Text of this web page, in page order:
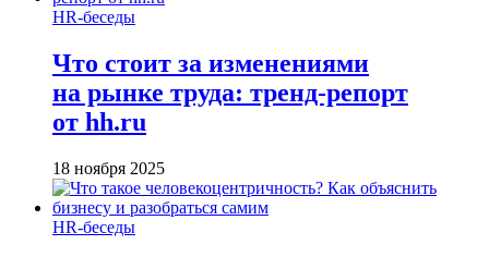
HR-беседы
Что стоит за изменениями
на рынке труда: тренд-репорт
от hh.ru
18 ноября 2025
HR-беседы